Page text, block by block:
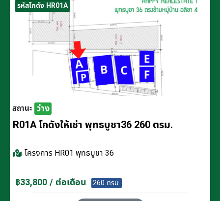
รหัสโกดัง HR01A
สถานะ ว่าง
R01A โกดังให้เช่า พุทธบูชา36 260 ตรม.
โครงการ HR01 พุทธบูชา 36
฿33,800 / ต่อเดือน 260 ตรม.